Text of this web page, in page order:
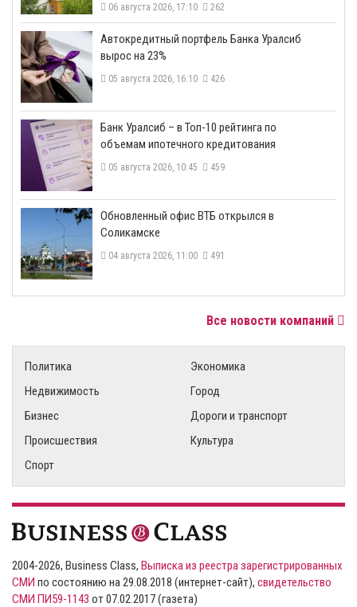
06 августа 2026, 17:10 262
​Автокредитный портфель Банка Уралсиб
вырос на 23%
05 августа 2026, 16:10 426
​Банк Уралсиб – в Топ-10 рейтинга по
объемам ипотечного кредитования
05 августа 2026, 10:45 459
​Обновленный офис ВТБ открылся в
Соликамске
04 августа 2026, 11:00 491
Все новости компаний
Политика
Экономика
Недвижимость
Город
Бизнес
Дороги и транспорт
Происшествия
Культура
Спорт
2004-2026, Business Class, Выписка из реестра зарегистрированных
СМИ по состоянию на 29.08.2018 (интернет-сайт), свидетельство
СМИ ПИ59-1143 от 07.02.2017 (газета)